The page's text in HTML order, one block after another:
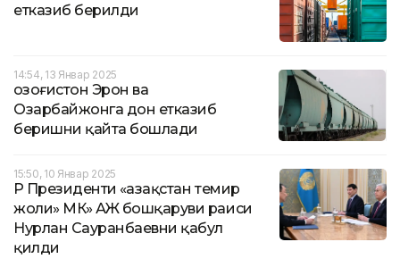
етказиб берилди
14:54, 13 Январ 2025
Қозоғистон Эрон ва
Озарбайжонга дон етказиб
беришни қайта бошлади
15:50, 10 Январ 2025
ҚР Президенти «Қазақстан темир
жоли» МК» АЖ бошқаруви раиси
Нурлан Сауранбаевни қабул
қилди